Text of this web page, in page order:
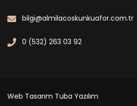
bilgi@almilacoskunkuafor.com.tr
0 (532) 263 03 92
Web Tasarım Tuba Yazılım